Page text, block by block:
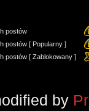
postów
postów [ Popularny ]
postów [ Zablokowany ]
by